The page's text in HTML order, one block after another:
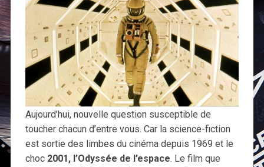
Aujourd’hui, nouvelle question susceptible de
toucher chacun d’entre vous. Car la science-fiction
est sortie des limbes du cinéma depuis 1969 et le
choc 2001, l’Odyssée de l’espace. Le film que